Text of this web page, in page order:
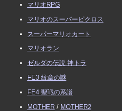
マリオRPG
マリオのスーパーピクロス
スーパーマリオカート
マリオラン
ゼルダの伝説 神トラ
FE3 紋章の謎
FE4 聖戦の系譜
MOTHER / MOTHER2